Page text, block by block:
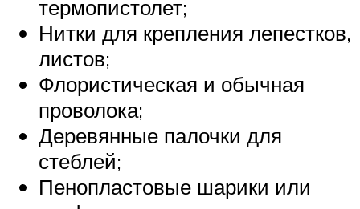
термопистолет;
Нитки для крепления лепестков,
листов;
Флористическая и обычная
проволока;
Деревянные палочки для
стеблей;
Пенопластовые шарики или